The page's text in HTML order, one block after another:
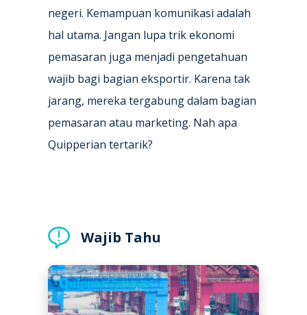
negeri. Kemampuan komunikasi adalah
hal utama. Jangan lupa trik ekonomi
pemasaran juga menjadi pengetahuan
wajib bagi bagian eksportir. Karena tak
jarang, mereka tergabung dalam bagian
pemasaran atau marketing. Nah apa
Quipperian tertarik?
Wajib Tahu